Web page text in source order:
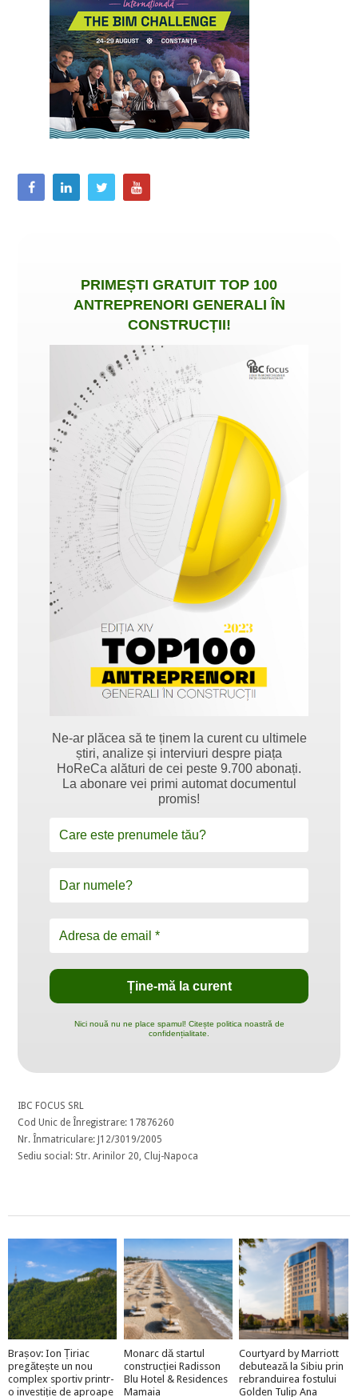
PRIMEȘTI GRATUIT TOP 100
ANTREPRENORI GENERALI ÎN
CONSTRUCȚII!
Ne-ar plăcea să te ținem la curent cu ultimele
știri, analize și interviuri despre piața
HoReCa alături de cei peste 9.700 abonați.
La abonare vei primi automat documentul
promis!
Nici nouă nu ne place spamul! Citește politica noastră de
confidențialitate.
IBC FOCUS SRL
Cod Unic de Înregistrare: 17876260
Nr. Înmatriculare: J12/3019/2005
Sediu social: Str. Arinilor 20, Cluj-Napoca
Brașov: Ion Țiriac
pregătește un nou
complex sportiv printr-
o investiție de aproape
Monarc dă startul
construcției Radisson
Blu Hotel & Residences
Mamaia
Courtyard by Marriott
debutează la Sibiu prin
rebranduirea fostului
Golden Tulip Ana